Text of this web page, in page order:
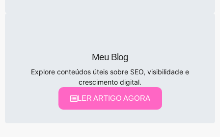
Meu Blog
Explore conteúdos úteis sobre SEO, visibilidade e
crescimento digital.
LER ARTIGO AGORA